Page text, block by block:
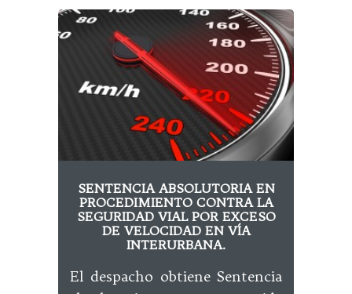
SENTENCIA ABSOLUTORIA EN
PROCEDIMIENTO CONTRA LA
SEGURIDAD VIAL POR EXCESO
DE VELOCIDAD EN VÍA
INTERURBANA.
El despacho obtiene Sentencia